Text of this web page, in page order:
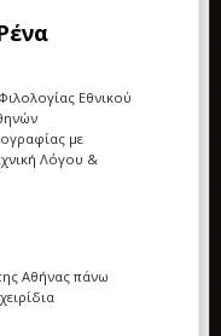
Εθνικού
με
Λόγου &
Αθήνας πάνω